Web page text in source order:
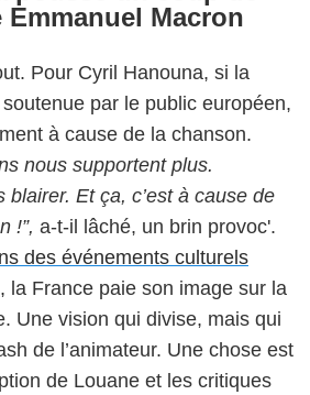
Macron
Pour Cyril Hanouna, si la
par le public européen,
à cause de la chanson.
nous supportent plus.
blairer. Et ça, c’est à cause de
!”, a-t-il lâché, un brin provoc'.
des événements culturels
la France paie son image sur la
Une vision qui divise, mais qui
de l’animateur. Une chose est
de Louane et les critiques